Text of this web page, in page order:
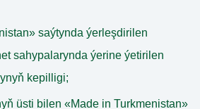
saýtynda ýerleşdirilen
sahypalarynda ýerine ýetirilen
kepilligi;
üsti bilen «Made in Turkmenistan»